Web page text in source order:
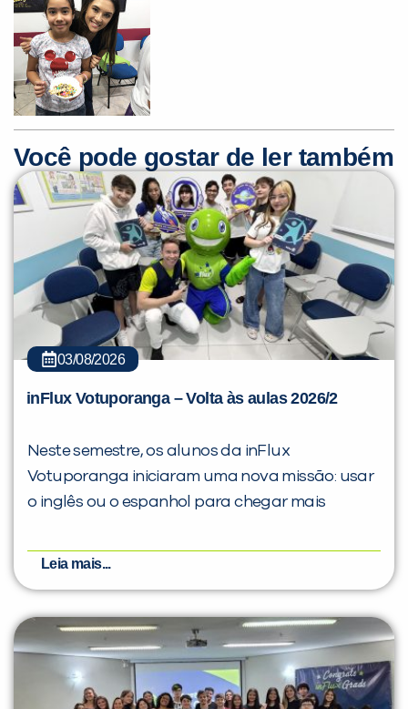
Você pode gostar de ler também
03/08/2026
inFlux Votuporanga – Volta às aulas 2026/2
Neste semestre, os alunos da inFlux
Votuporanga iniciaram uma nova missão: usar
o inglês ou o espanhol para chegar mais
Leia mais...